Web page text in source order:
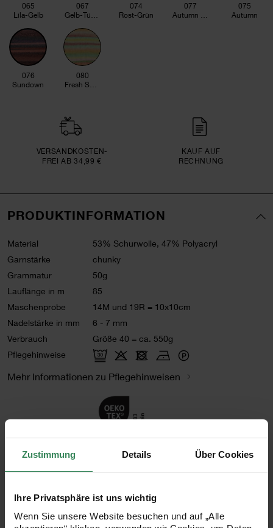
Zustimmung Details Über Cookies
Ihre Privatsphäre ist uns wichtig
Wenn Sie unsere Website besuchen und auf „Alle
065
Lila-Gelb
067
074
Rost-Grün
077
075
Autumn
076
Sundown
080
VERSAND­KOSTEN­
FREI AB 34,99 €
KAUF AUF
RECHNUNG
PRODUKTINFORMATION
Material
53% Schurwolle, 47% Polyacryl
Garnstärke
chunky
Grammatur
50g
Lauflänge in m
85
Maschenprobe
14M und 19R = 10x10cm
Nadelstärke in mm
6 - 7 mm
Verbrauch
Größe 40 = ca. 550g
Pflegehinweise
Mehr Informationen zu Pflegehinweisen
Zertifizierung
Artikel-Nr. 383006.076